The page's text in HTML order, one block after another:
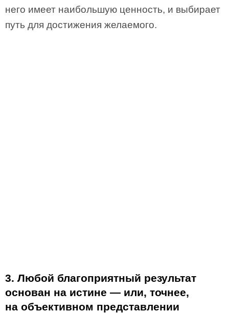
него имеет наибольшую ценность, и выбирает
путь для достижения желаемого.
3. Любой благоприятный результат
основан на истине — или, точнее,
на объективном представлении